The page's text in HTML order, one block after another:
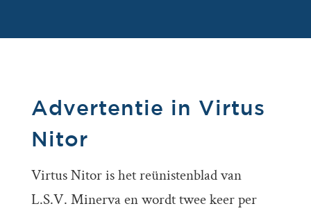
Advertentie in Virtus
Nitor
Virtus Nitor is het reünistenblad van
L.S.V. Minerva en wordt twee keer per